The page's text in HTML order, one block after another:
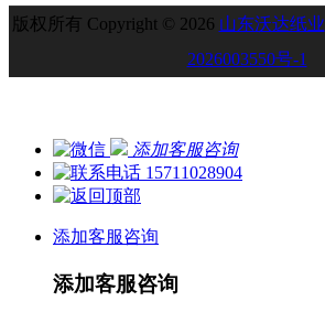
版权所有 Copyright © 2026 山东沃达纸业
2026003550号-1
添加客服咨询
15711028904
添加客服咨询
添加客服咨询